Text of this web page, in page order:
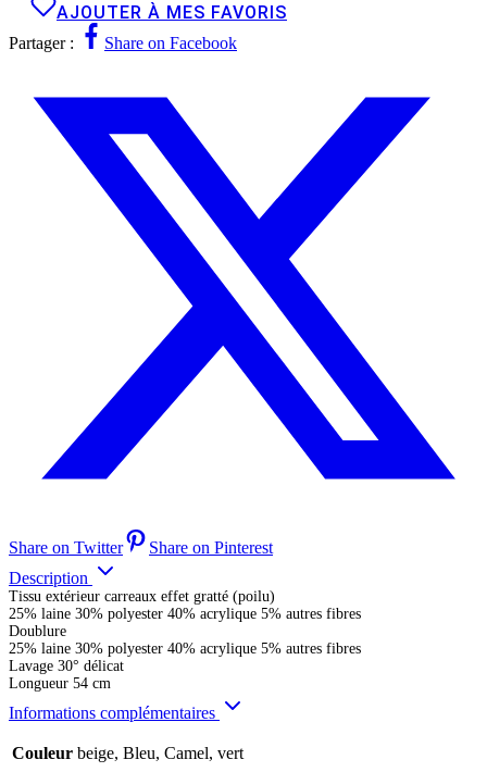
AJOUTER À MES FAVORIS
Partager : Share on Facebook
Share on Twitter
Share on Pinterest
Description
Tissu extérieur carreaux effet gratté (poilu)
25% laine 30% polyester 40% acrylique 5% autres fibres
Doublure
25% laine 30% polyester 40% acrylique 5% autres fibres
Lavage 30° délicat
Longueur 54 cm
Informations complémentaires
Couleur beige, Bleu, Camel, vert